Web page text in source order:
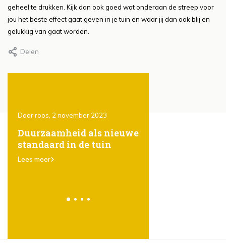
geheel te drukken. Kijk dan ook goed wat onderaan de streep voor
jou het beste effect gaat geven in je tuin en waar jij dan ook blij en
gelukkig van gaat worden.
Delen
Door roos, 2 november 2023
Duurzaamheid als nieuwe
standaard in de tuin
Lees meer